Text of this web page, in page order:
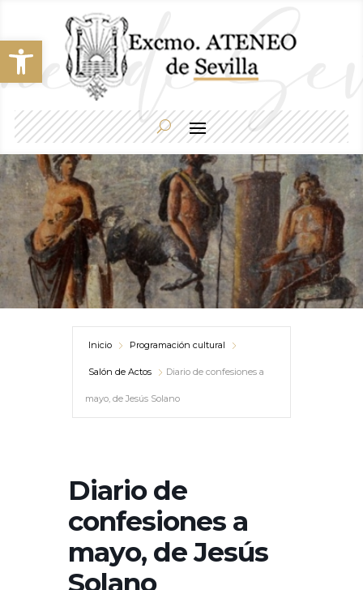
Abrir barra de herramientas
Inicio Programación cultural
Salón de Actos Diario de confesiones a
mayo, de Jesús Solano
Diario de
confesiones a
mayo, de Jesús
Solano